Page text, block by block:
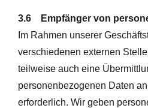
3.6 Empfänger von
Im Rahmen unserer
verschiedenen externen
teilweise auch eine
personenbezogenen Daten
erforderlich. Wir geben